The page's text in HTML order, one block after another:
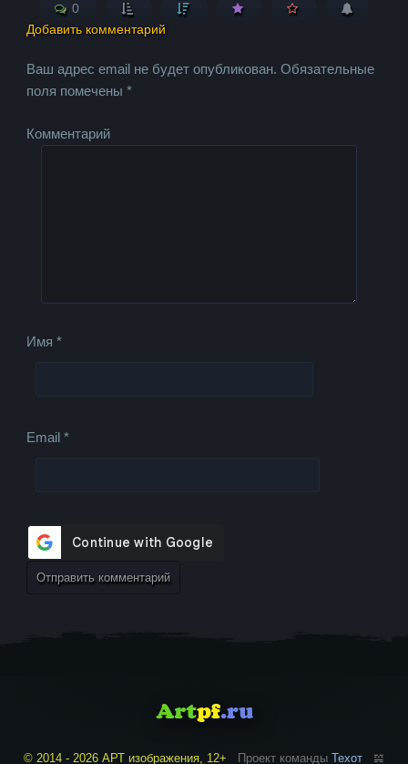
0
Добавить комментарий
Ваш адрес email не будет опубликован. Обязательные
поля помечены*
Комментарий
Имя*
Email*
© 2014 - 2026 АРТ изображения, 12+ Проект команды Техот 𝌴